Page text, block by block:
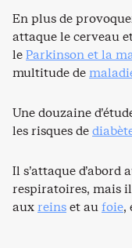
En plus de
attaque le cerveau
leParkinson et la
multitude de
Une douzaine
les risques de
Il s’attaque d’abord
respiratoires, mais
auxreinset aufoie,